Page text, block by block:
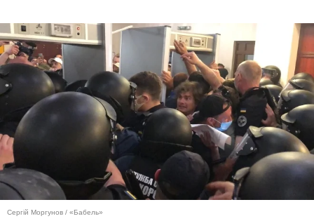
Сергій Моргунов / «Бабель»